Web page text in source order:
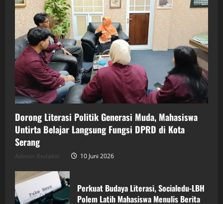
Dorong Literasi Politik Generasi Muda, Mahasiswa
Untirta Belajar Langsung Fungsi DPRD di Kota
Serang
10 Juni 2026
Perkuat Budaya Literasi, Socialedu-LBH
Polem Latih Mahasiswa Menulis Berita